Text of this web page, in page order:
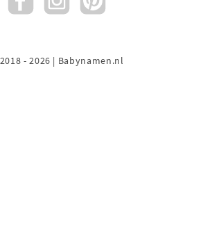
- 2026 | Babynamen.nl